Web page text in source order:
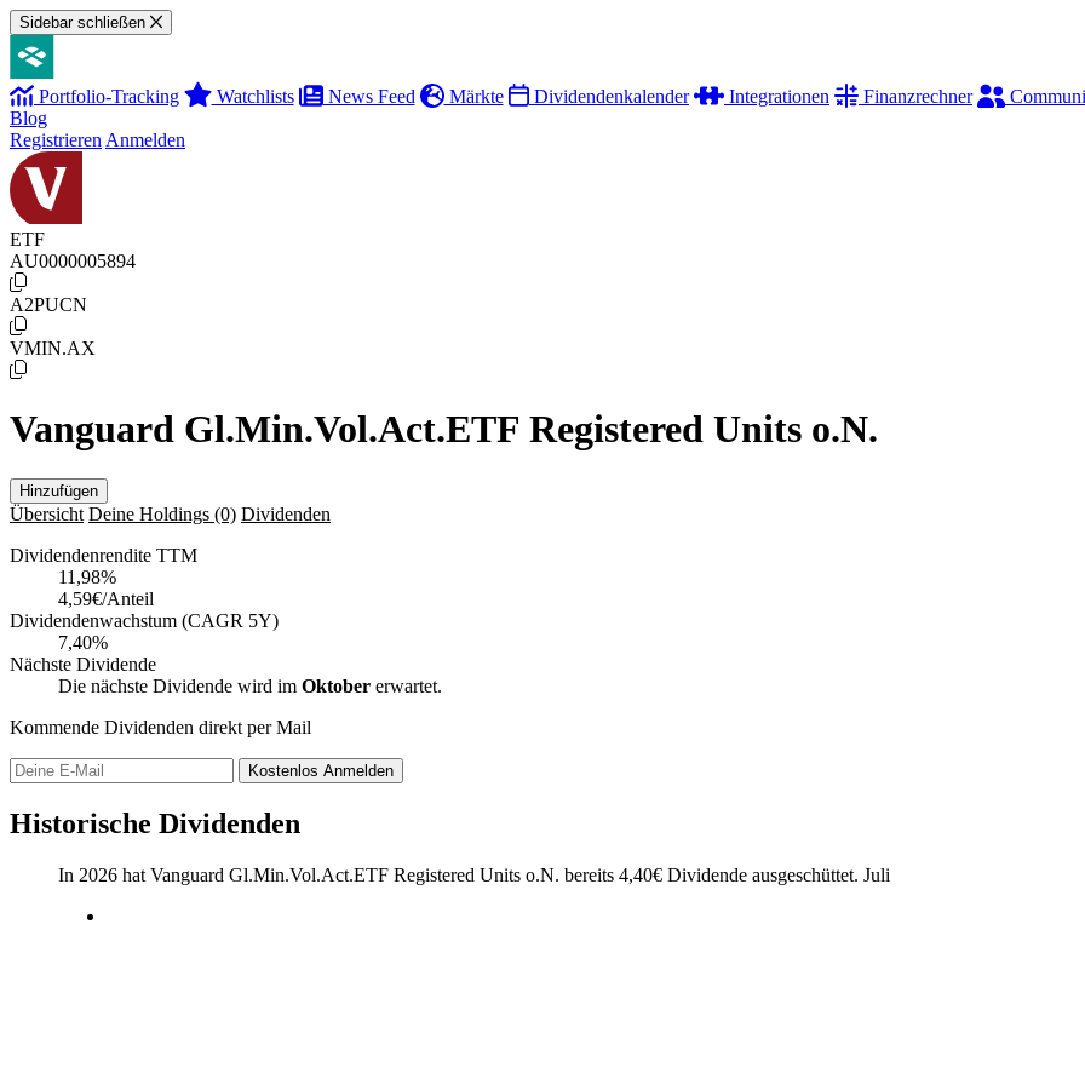
Sidebar schließen
Portfolio-Tracking Watchlists News Feed Märkte Dividendenkalender Integrationen Finanzrechner
Blog
Registrieren Anmelden
ETF
AU0000005894
A2PUCN
VMIN.AX
Vanguard Gl.Min.Vol.Act.ETF Registered Units o.N.
Hinzufügen
Übersicht Deine Holdings (0) Dividenden
Dividendenrendite TTM
11,98%
4,59€/Anteil
Dividendenwachstum (CAGR 5Y)
7,40%
Nächste Dividende
Die nächste Dividende wird im Oktober erwartet.
Kommende Dividenden direkt per Mail
Kostenlos Anmelden
Historische Dividenden
In 2026 hat Vanguard Gl.Min.Vol.Act.ETF Registered Units o.N. bereits 4,40€ Dividende ausgeschüttet. Juli